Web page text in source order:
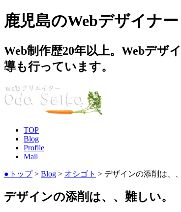
鹿児島のWebデザイナ
Web制作歴20年以上。Webデザ
導も行っています。
TOP
Blog
Profile
Mail
●トップ> Blog > オシゴト > デザインの添削は、
デザインの添削は、、難しい。